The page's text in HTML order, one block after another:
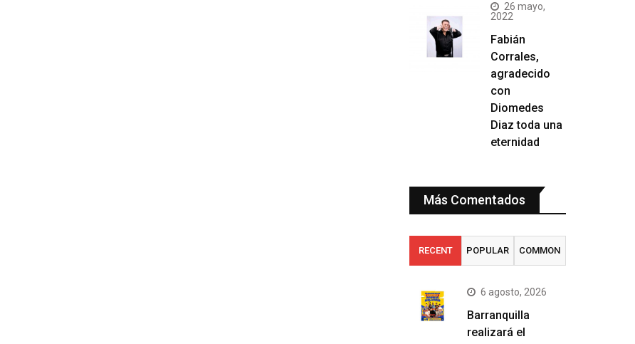
26 mayo,
2022
Fabián
Corrales,
agradecido
con
Diomedes
Diaz toda una
eternidad
Más Comentados
RECENT POPULAR COMMON
6 agosto, 2026
Barranquilla
realizará el